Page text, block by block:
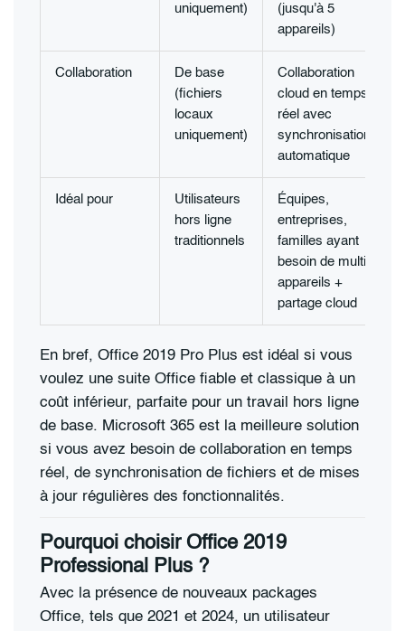
uniquement)
(jusqu'à 5
appareils)
Collaboration
De base
(fichiers
locaux
uniquement)
Collaboration
cloud en temps
réel avec
synchronisation
automatique
Idéal pour
Utilisateurs
hors ligne
traditionnels
Équipes,
entreprises,
familles ayant
besoin de multi-
appareils +
partage cloud
En bref, Office 2019 Pro Plus est idéal si vous
voulez une suite Office fiable et classique à un
coût inférieur, parfaite pour un travail hors ligne
de base. Microsoft 365 est la meilleure solution
si vous avez besoin de collaboration en temps
réel, de synchronisation de fichiers et de mises
à jour régulières des fonctionnalités.
Pourquoi choisir Office 2019
Professional Plus ?
Avec la présence de nouveaux packages
Office, tels que 2021 et 2024, un utilisateur